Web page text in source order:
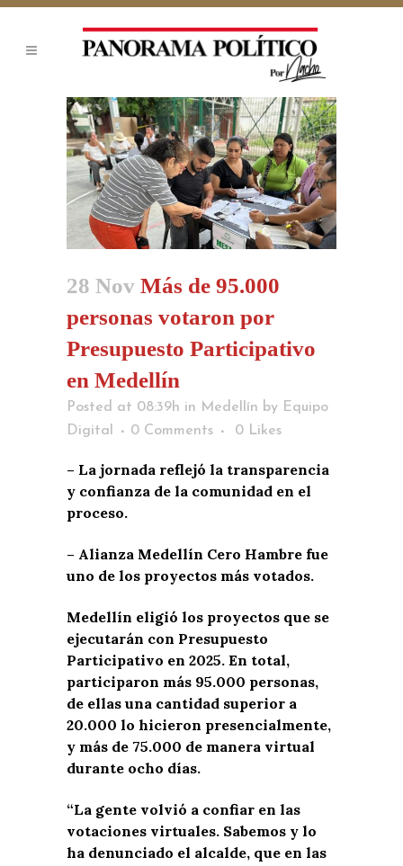
28 Nov Más de 95.000
personas votaron por
Presupuesto Participativo
en Medellín
Posted at 08:39h in Medellín by Equipo
Digital
0 Comments 0 Likes
– La jornada reflejó la transparencia
y confianza de la comunidad en el
proceso.
– Alianza Medellín Cero Hambre fue
uno de los proyectos más votados.
Medellín eligió los proyectos que se
ejecutarán con Presupuesto
Participativo en 2025. En total,
participaron más 95.000 personas,
de ellas una cantidad superior a
20.000 lo hicieron presencialmente,
y más de 75.000 de manera virtual
durante ocho días.
“La gente volvió a confiar en las
votaciones virtuales. Sabemos y lo
ha denunciado el alcalde, que en las